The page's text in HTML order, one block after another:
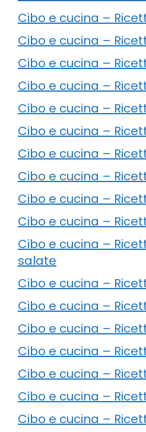
Cibo e cucina –
Cibo e cucina –
Cibo e cucina –
Cibo e cucina –
Cibo e cucina –
Cibo e cucina –
Cibo e cucina –
Cibo e cucina –
Cibo e cucina –
Cibo e cucina –
Cibo e cucina –
salate
Cibo e cucina –
Cibo e cucina –
Cibo e cucina –
Cibo e cucina –
Cibo e cucina –
Cibo e cucina –
Cibo e cucina –